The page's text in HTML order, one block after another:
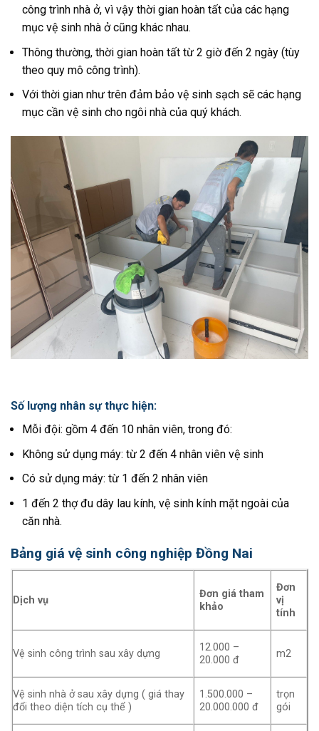
công trình nhà ở, vì vậy thời gian hoàn tất của các hạng
mục vệ sinh nhà ở cũng khác nhau.
Thông thường, thời gian hoàn tất từ 2 giờ đến 2 ngày (tùy
theo quy mô công trình).
Với thời gian như trên đảm bảo vệ sinh sạch sẽ các hạng
mục cần vệ sinh cho ngôi nhà của quý khách.
Số lượng nhân sự thực hiện:
Mỗi đội: gồm 4 đến 10 nhân viên, trong đó:
Không sử dụng máy: từ 2 đến 4 nhân viên vệ sinh
Có sử dụng máy: từ 1 đến 2 nhân viên
1 đến 2 thợ đu dây lau kính, vệ sinh kính mặt ngoài của
căn nhà.
Bảng giá vệ sinh công nghiệp Đồng Nai
Dịch vụ
Đơn giá tham
khảo
Đơn
vị
tính
Vệ sinh công trình sau xây dựng
12.000 –
20.000 đ
m2
Vệ sinh nhà ở sau xây dựng ( giá thay
đổi theo diện tích cụ thể )
1.500.000 –
20.000.000 đ
trọn
gói